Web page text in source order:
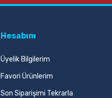
Hesabım
Üyelik Bilgilerim
Favori Ürünlerim
Son Siparişimi Tekrarla